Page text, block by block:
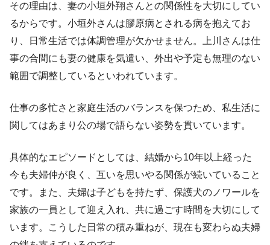
その理由は、妻の小垣外翔さんとの関係性を大切にしてい
るからです。小垣外さんは膠原病とされる病を抱えてお
り、日常生活では体調管理が欠かせません。上川さんは仕
事の合間にも妻の健康を気遣い、外出や予定も無理のない
範囲で調整しているといわれています。
仕事の多忙さと家庭生活のバランスを保つため、私生活に
関してはあまり公の場で語らない姿勢を貫いています。
具体的なエピソードとしては、結婚から10年以上経った
今も夫婦仲が良く、互いを思いやる関係が続いていること
です。また、夫婦は子どもを持たず、保護犬のノワールを
家族の一員として迎え入れ、共に過ごす時間を大切にして
います。こうした日常の積み重ねが、現在も変わらぬ夫婦